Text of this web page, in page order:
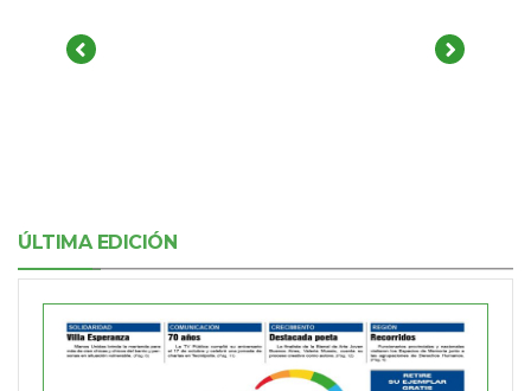
ÚLTIMA EDICIÓN